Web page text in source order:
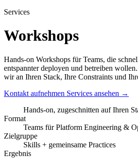
Services
Workshops
Hands-on Workshops für Teams, die
entspannter deployen und betreiben
wir an Ihren Stack, Ihre Constraints und
Kontakt aufnehmen Services ansehen →
Hands-on, zugeschnitten auf Ihren
Format
Teams für Platform Engineering &
Zielgruppe
Skills + gemeinsame Practices
Ergebnis